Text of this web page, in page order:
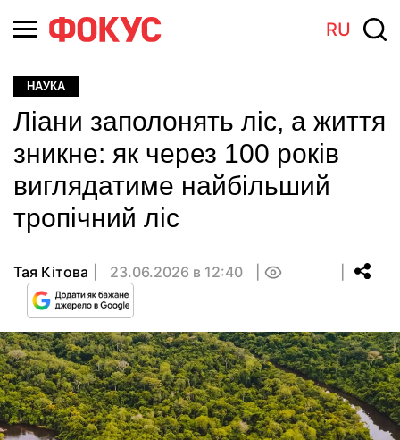
RU
НАУКА
Ліани заполонять ліс, а життя
зникне: як через 100 років
виглядатиме найбільший
тропічний ліс
Тая Кітова 23.06.2026 в 12:40